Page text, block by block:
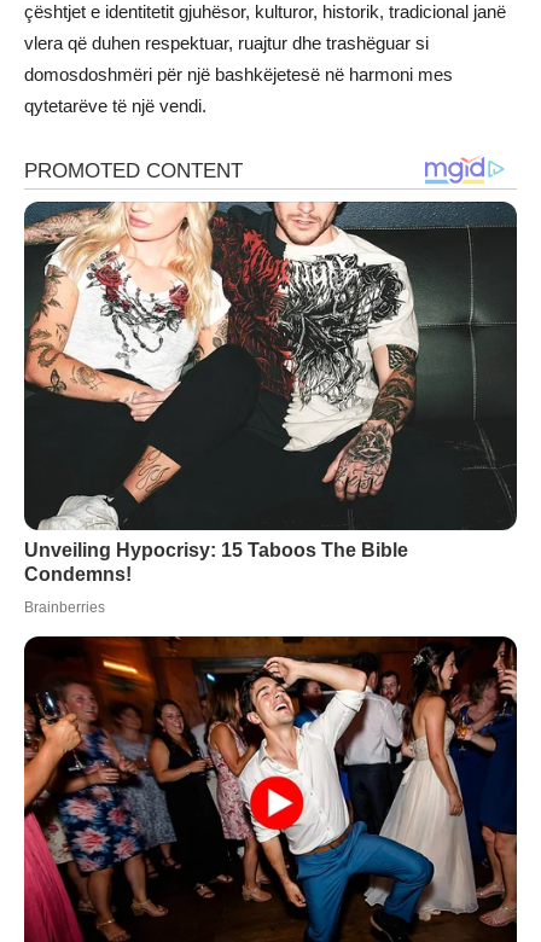
çështjet e identitetit gjuhësor, kulturor, historik, tradicional janë
vlera që duhen respektuar, ruajtur dhe trashëguar si
domosdoshmëri për një bashkëjetesë në harmoni mes
qytetarëve të një vendi.